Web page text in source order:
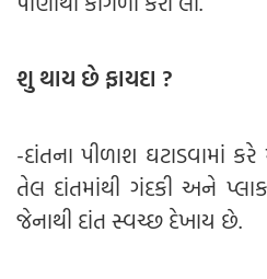
શુ થાય છે ફાયદા ?
-દાંતના પીળાશ ઘટાડવામાં
તેલ દાંતમાંથી ગંદકી અને
જેનાથી દાંત સ્વચ્છ દેખાય છે.